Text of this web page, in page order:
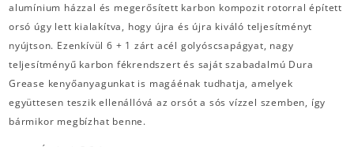
alumínium házzal és megerősített karbon kompozit rotorral épített
orsó úgy lett kialakítva, hogy újra és újra kiváló teljesítményt
nyújtson. Ezenkívül 6 + 1 zárt acél golyóscsapágyat, nagy
teljesítményű karbon fékrendszert és saját szabadalmú Dura
Grease kenyőanyagunkat is magáénak tudhatja, amelyek
együttesen teszik ellenállóvá az orsót a sós vízzel szemben, így
bármikor megbízhat benne.